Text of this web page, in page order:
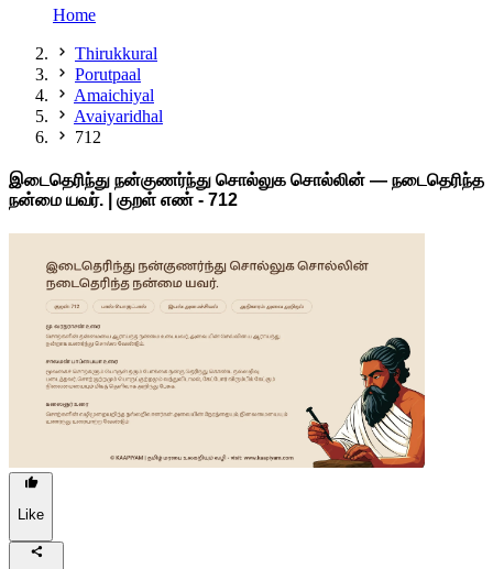
Home
Thirukkural
Porutpaal
Amaichiyal
Avaiyaridhal
712
இடைதெரிந்து நன்குணர்ந்து சொல்லுக சொல்லின் — நடைதெரிந்த
நன்மை யவர். | குறள் எண் - 712
Like